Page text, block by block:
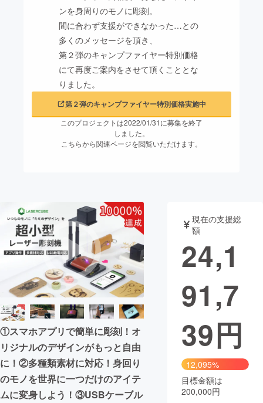
ビジネス・起業
まちづくり・地域活性化
CAMPFIRE for Social Good CAMPFIRE Creation
CAMPFIREふるさと納税machi-yaコミュニティ
ンを身周りのモノに彫刻。
間に合わず支援ができなかった…との
多くのメッセージを頂き、
第２弾のキャンプファイヤー特別価格
にて再度ご案内をさせて頂くこととな
りました。
第２弾のキャンプファイヤー特別価格実施中
このプロジェクトは2022/01/31に募集を終了
しました。
こちらから関連ページを閲覧いただけます。
①スマホアプリで簡単に彫刻！オ
リジナルのデザインがもっと自由
に！②多種類素材に対応！身回り
のモノを世界に一つだけのアイテ
ムに変身しよう！③USBケーブル
現在の支援総
額
24,1
91,7
39円
12,095%
目標金額は
200,000円